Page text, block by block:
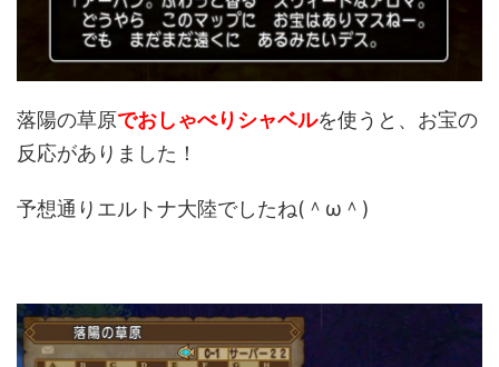
落陽の草原でおしゃべりシャベルを使うと、お宝の
反応がありました！
予想通りエルトナ大陸でしたね(＾ω＾)